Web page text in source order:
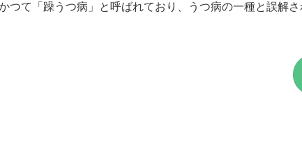
て「躁うつ病」と呼ばれており、うつ病の一種と誤解